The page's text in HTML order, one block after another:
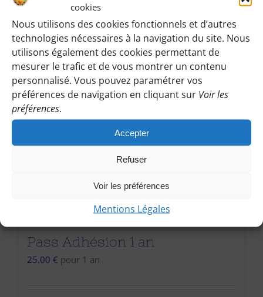
cookies
Nous utilisons des cookies fonctionnels et d’autres
technologies nécessaires à la navigation du site. Nous
utilisons également des cookies permettant de
mesurer le trafic et de vous montrer un contenu
personnalisé. Vous pouvez paramétrer vos
préférences de navigation en cliquant sur Voir les
préférences.
Accepter
Refuser
Voir les préférences
Mentions Légales
Pass Adhésion 1 an
25.00 € pour 1 an